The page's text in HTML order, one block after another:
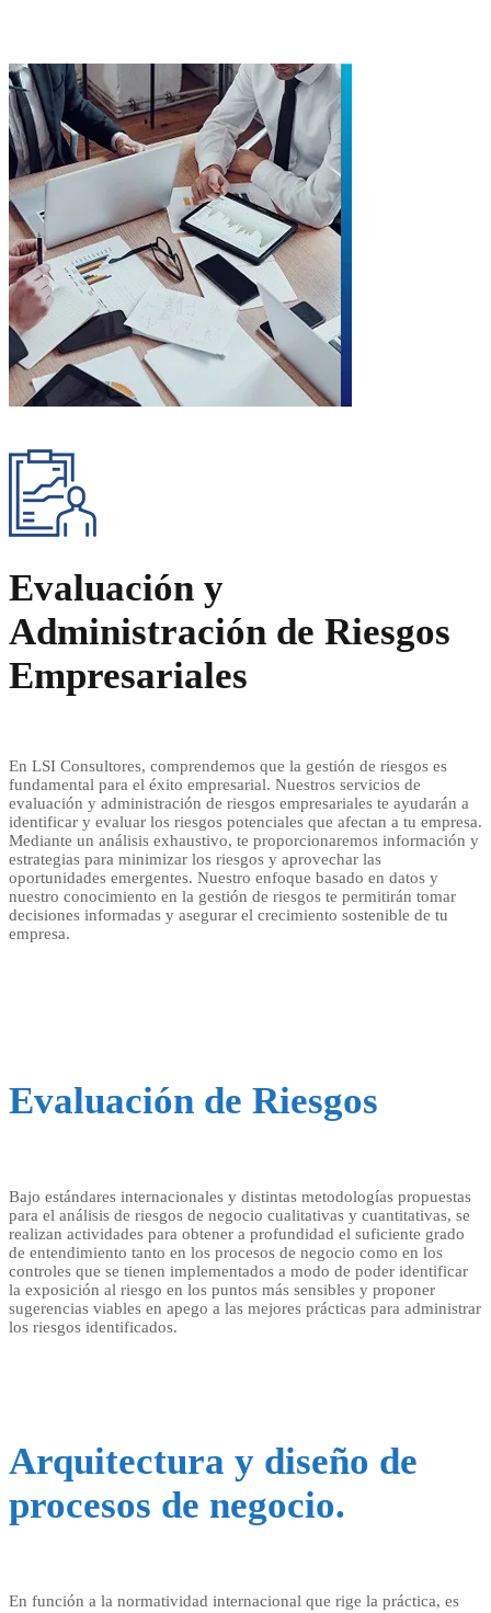
Evaluación y
Administración de Riesgos
Empresariales
En LSI Consultores, comprendemos que la gestión de riesgos es
fundamental para el éxito empresarial. Nuestros servicios de
evaluación y administración de riesgos empresariales te ayudarán a
identificar y evaluar los riesgos potenciales que afectan a tu empresa.
Mediante un análisis exhaustivo, te proporcionaremos información y
estrategias para minimizar los riesgos y aprovechar las
oportunidades emergentes. Nuestro enfoque basado en datos y
nuestro conocimiento en la gestión de riesgos te permitirán tomar
decisiones informadas y asegurar el crecimiento sostenible de tu
empresa.
Evaluación de Riesgos
Bajo estándares internacionales y distintas metodologías propuestas
para el análisis de riesgos de negocio cualitativas y cuantitativas, se
realizan actividades para obtener a profundidad el suficiente grado
de entendimiento tanto en los procesos de negocio como en los
controles que se tienen implementados a modo de poder identificar
la exposición al riesgo en los puntos más sensibles y proponer
sugerencias viables en apego a las mejores prácticas para administrar
los riesgos identificados.
Arquitectura y diseño de
procesos de negocio.
En función a la normatividad internacional que rige la práctica, es